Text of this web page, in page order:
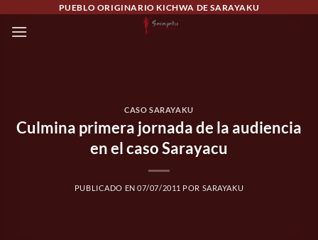
PUEBLO ORIGINARIO KICHWA DE SARAYAKU
CASO SARAYAKU
Culmina primera jornada de la audiencia
en el caso Sarayacu
PUBLICADO EN07/07/2011 POR SARAYAKU